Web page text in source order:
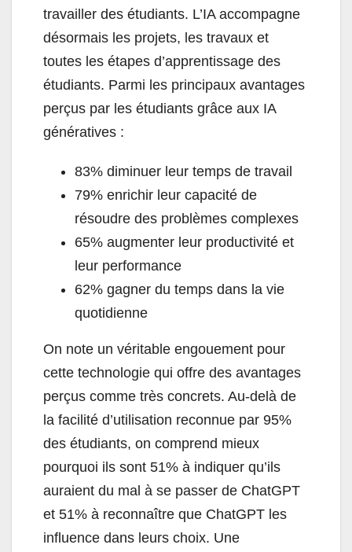
travailler des étudiants. L’IA accompagne
désormais les projets, les travaux et
toutes les étapes d’apprentissage des
étudiants. Parmi les principaux avantages
perçus par les étudiants grâce aux IA
génératives :
83% diminuer leur temps de travail
79% enrichir leur capacité de
résoudre des problèmes complexes
65% augmenter leur productivité et
leur performance
62% gagner du temps dans la vie
quotidienne
On note un véritable engouement pour
cette technologie qui offre des avantages
perçus comme très concrets. Au-delà de
la facilité d’utilisation reconnue par 95%
des étudiants, on comprend mieux
pourquoi ils sont 51% à indiquer qu’ils
auraient du mal à se passer de ChatGPT
et 51% à reconnaître que ChatGPT les
influence dans leurs choix. Une